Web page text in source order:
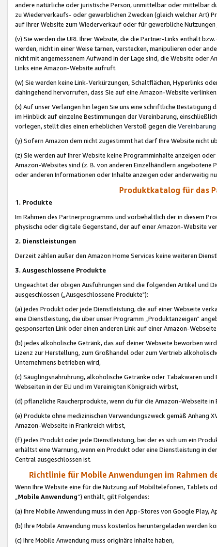
andere natürliche oder juristische Person, unmittelbar oder mittelbar
zu Wiederverkaufs- oder gewerblichen Zwecken (gleich welcher Art)
auf Ihrer Website zum Wiederverkauf oder für gewerbliche
(v) Sie werden die URL Ihrer Website, die die Partner-Links enthält
werden, nicht in einer Weise tarnen, verstecken, manipulieren oder
nicht mit angemessenem Aufwand in der Lage sind, die Website oder
Links eine Amazon-Website aufruft.
(w) Sie werden keine Link-Verkürzungen, Schaltflächen, Hyperlinks
dahingehend hervorrufen, dass Sie auf eine Amazon-Website
(x) Auf unser Verlangen hin legen Sie uns eine schriftliche
im Hinblick auf einzelne Bestimmungen der Vereinbarung,
vorlegen, stellt dies einen erheblichen Verstoß gegen die Vereinbarung
(y) Sofern Amazon dem nicht zugestimmt hat darf Ihre Website nicht
(z) Sie werden auf Ihrer Website keine Programminhalte anzeigen
Amazon-Websites sind (z. B. von anderen Einzelhändlern
oder anderen Informationen oder Inhalte anzeigen oder anderweitig
Produktkatalog für das
1. Produkte
Im Rahmen des Partnerprogramms und vorbehaltlich der in diesem
physische oder digitale Gegenstand, der auf einer Amazon-Website
2. Dienstleistungen
Derzeit zählen außer den Amazon Home Services keine weiteren
3. Ausgeschlossene Produkte
Ungeachtet der obigen Ausführungen sind die folgenden Artikel und
ausgeschlossen („Ausgeschlossene Produkte"):
(a) jedes Produkt oder jede Dienstleistung, die auf einer Webseite
eine Dienstleistung, die über unser Programm „Produktanzeigen"
gesponserten Link oder einen anderen Link auf einer Amazon-
(b) jedes alkoholische Getränk, das auf deiner Webseite beworben
Lizenz zur Herstellung, zum Großhandel oder zum Vertrieb
Unternehmens betrieben wird,
(c) Säuglingsnahruhrung, alkoholische Getränke oder Tabakwaren
Webseiten in der EU und im Vereinigten Königreich wirbst,
(d) pflanzliche Raucherprodukte, wenn du für die Amazon-Webseite in
(e) Produkte ohne medizinischen Verwendungszweck gemäß Anhang
Amazon-Webseite in Frankreich wirbst,
(f) jedes Produkt oder jede Dienstleistung, bei der es sich um ein
erhältst eine Warnung, wenn ein Produkt oder eine Dienstleistung in
Central ausgeschlossen ist.
Richtlinie für Mobile Anwendungen im Rahmen
Wenn Ihre Website eine für die Nutzung auf Mobiltelefonen, Tablets
„Mobile Anwendung“) enthält, gilt Folgendes:
(a) Ihre Mobile Anwendung muss in den App-Stores von Google Play,
(b) Ihre Mobile Anwendung muss kostenlos heruntergeladen werden
(c) Ihre Mobile Anwendung muss originäre Inhalte haben,